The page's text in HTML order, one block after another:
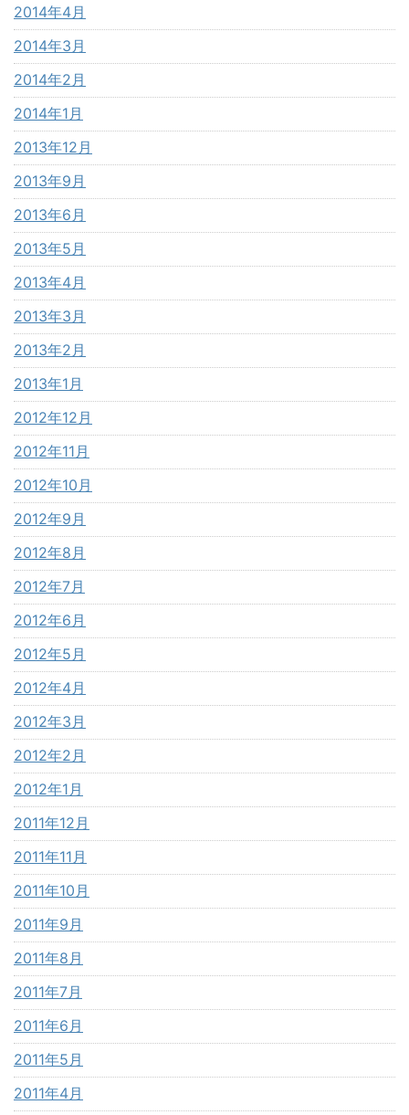
2014年4月
2014年3月
2014年2月
2014年1月
2013年12月
2013年9月
2013年6月
2013年5月
2013年4月
2013年3月
2013年2月
2013年1月
2012年12月
2012年11月
2012年10月
2012年9月
2012年8月
2012年7月
2012年6月
2012年5月
2012年4月
2012年3月
2012年2月
2012年1月
2011年12月
2011年11月
2011年10月
2011年9月
2011年8月
2011年7月
2011年6月
2011年5月
2011年4月